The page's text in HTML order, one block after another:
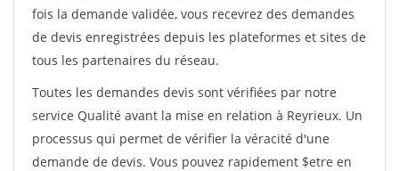
fois la demande validée, vous recevrez des demandes
de devis enregistrées depuis les plateformes et sites de
tous les partenaires du réseau.
Toutes les demandes devis sont vérifiées par notre
service Qualité avant la mise en relation à Reyrieux. Un
processus qui permet de vérifier la véracité d'une
demande de devis. Vous pouvez rapidement $etre en